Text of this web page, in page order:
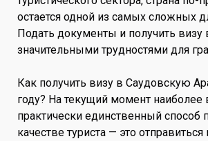
остается одной из самых сложных
Подать документы и получить
значительными трудностями для
Как получить визу в Саудовскую
году? На текущий момент наиболее
практически единственный способ
качестве туриста — это отправиться